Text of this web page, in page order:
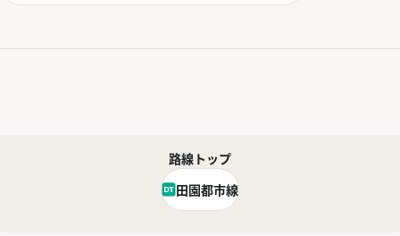
路線トップ
田園都市線